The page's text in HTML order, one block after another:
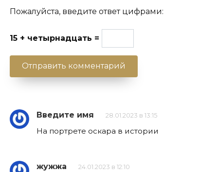
Пожалуйста, введите ответ цифрами:
15 + четырнадцать =
Введите имя 28.01.2023 в 13:15
На портрете оскара в истории
жужжа 24.01.2023 в 12:10